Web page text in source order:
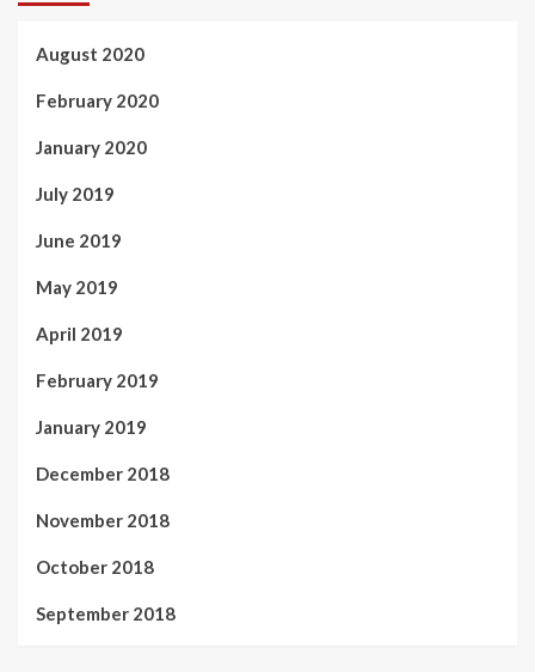
August 2020
February 2020
January 2020
July 2019
June 2019
May 2019
April 2019
February 2019
January 2019
December 2018
November 2018
October 2018
September 2018